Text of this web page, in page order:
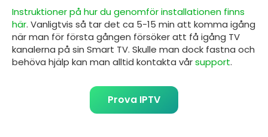
Instruktioner på hur du genomför installationen finns
här. Vanligtvis så tar det ca 5-15 min att komma igång
när man för första gången försöker att få igång TV
kanalerna på sin Smart TV. Skulle man dock fastna och
behöva hjälp kan man alltid kontakta vårsupport.
Prova IPTV